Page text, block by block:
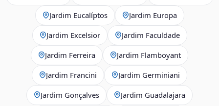
Jardim Eucalíptos Jardim Europa
Jardim Excelsior Jardim Faculdade
Jardim Ferreira Jardim Flamboyant
Jardim Francini Jardim Germiniani
Jardim Gonçalves Jardim Guadalajara